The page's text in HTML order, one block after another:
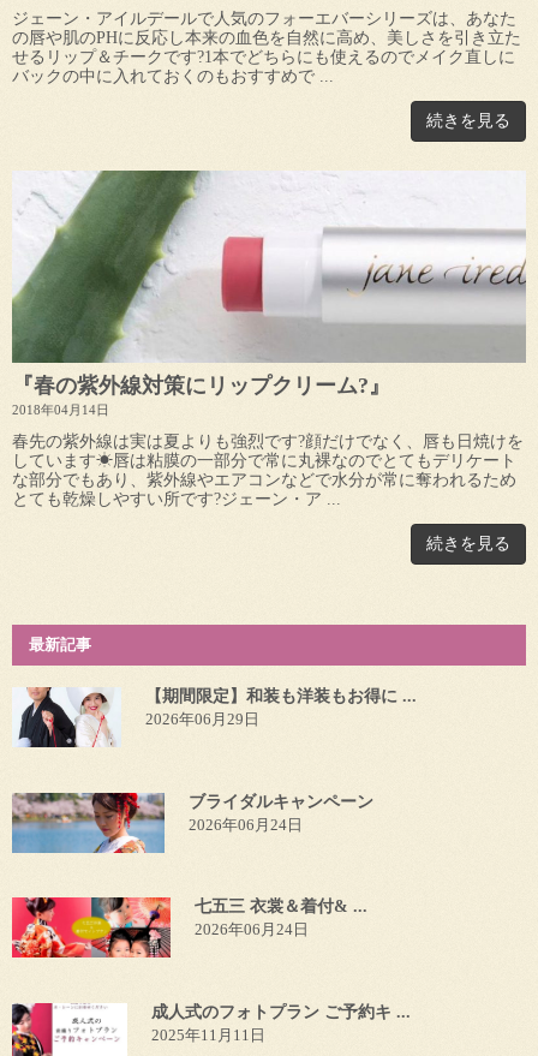
ジェーン・アイルデールで人気のフォーエバーシリーズは、あなた
の唇や肌のPHに反応し本来の血色を自然に高め、美しさを引き立た
せるリップ＆チークです?1本でどちらにも使えるのでメイク直しに
バックの中に入れておくのもおすすめで ...
続きを見る
『春の紫外線対策にリップクリーム?』
2018年04月14日
春先の紫外線は実は夏よりも強烈です?顔だけでなく、唇も日焼けを
しています☀唇は粘膜の一部分で常に丸裸なのでとてもデリケート
な部分でもあり、紫外線やエアコンなどで水分が常に奪われるため
とても乾燥しやすい所です?ジェーン・ア ...
続きを見る
最新記事
【期間限定】和装も洋装もお得に ...
2026年06月29日
ブライダルキャンペーン
2026年06月24日
七五三 衣裳＆着付& ...
2026年06月24日
成人式のフォトプラン ご予約キ ...
2025年11月11日